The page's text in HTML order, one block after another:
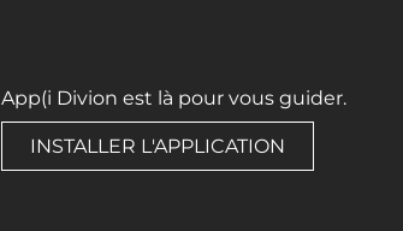
App(i Divion est là pour vous guider.
INSTALLER L'APPLICATION